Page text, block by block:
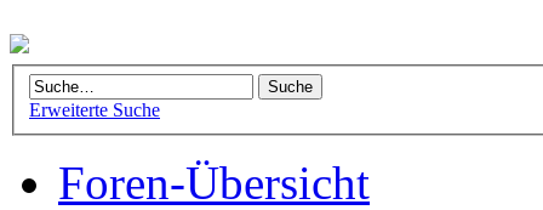
Erweiterte Suche
Foren-Übersicht